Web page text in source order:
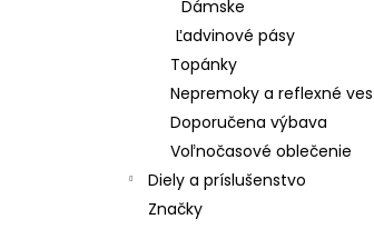
Dámske
Ľadvinové pásy
Topánky
Nepremoky a reflexné
Doporučena výbava
Voľnočasové oblečenie
Diely a príslušenstvo
Značky